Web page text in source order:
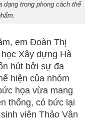
trong phong cách thể
em Đoàn Thị
Xây dựng Hà
hút bởi sự đa
hiện của nhóm
họa vừa mang
thống, có bức lại
viên Thảo Vân